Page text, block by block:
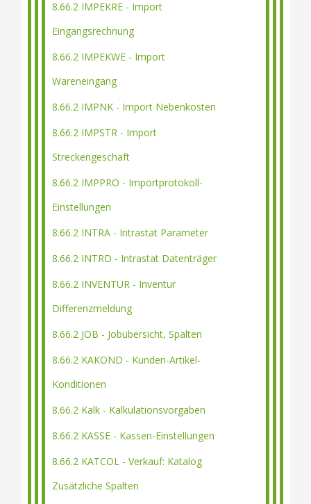
8.66.2 IMPEKRE - Import
Eingangsrechnung
8.66.2 IMPEKWE - Import
Wareneingang
8.66.2 IMPNK - Import Nebenkosten
8.66.2 IMPSTR - Import
Streckengeschäft
8.66.2 IMPPRO - Importprotokoll-
Einstellungen
8.66.2 INTRA - Intrastat Parameter
8.66.2 INTRD - Intrastat Datenträger
8.66.2 INVENTUR - Inventur
Differenzmeldung
8.66.2 JOB - Jobübersicht, Spalten
8.66.2 KAKOND - Kunden-Artikel-
Konditionen
8.66.2 Kalk - Kalkulationsvorgaben
8.66.2 KASSE - Kassen-Einstellungen
8.66.2 KATCOL - Verkauf: Katalog
Zusätzliche Spalten